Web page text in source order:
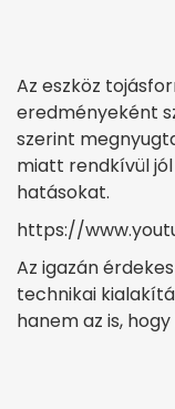
Az eszköz
eredményeként
szerint
miatt rendkívül
hatásokat.
https://
Az igazán
technikai
hanem az is,